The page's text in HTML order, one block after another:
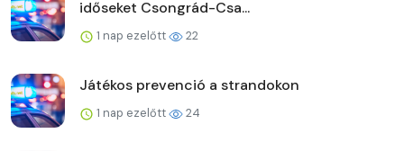
időseket Csongrád-Csa...
1 nap ezelőtt 22
Játékos prevenció a strandokon
1 nap ezelőtt 24